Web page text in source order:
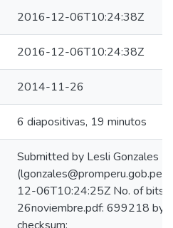
2016-12-06T10:24:38Z
2016-12-06T10:24:38Z
2014-11-26
6 diapositivas, 19 minutos
Submitted by Lesli Gonzales
12-06T10:24:25Z No. of
26noviembre.pdf: 699218